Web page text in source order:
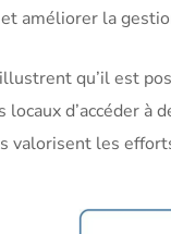
améliorer la
qu’il est
d’accéder à
valorisent les